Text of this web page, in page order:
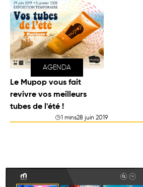
AGENDA
Le Mupop vous fait
revivre vos meilleurs
tubes de l'été !
1 mins28 juin 2019